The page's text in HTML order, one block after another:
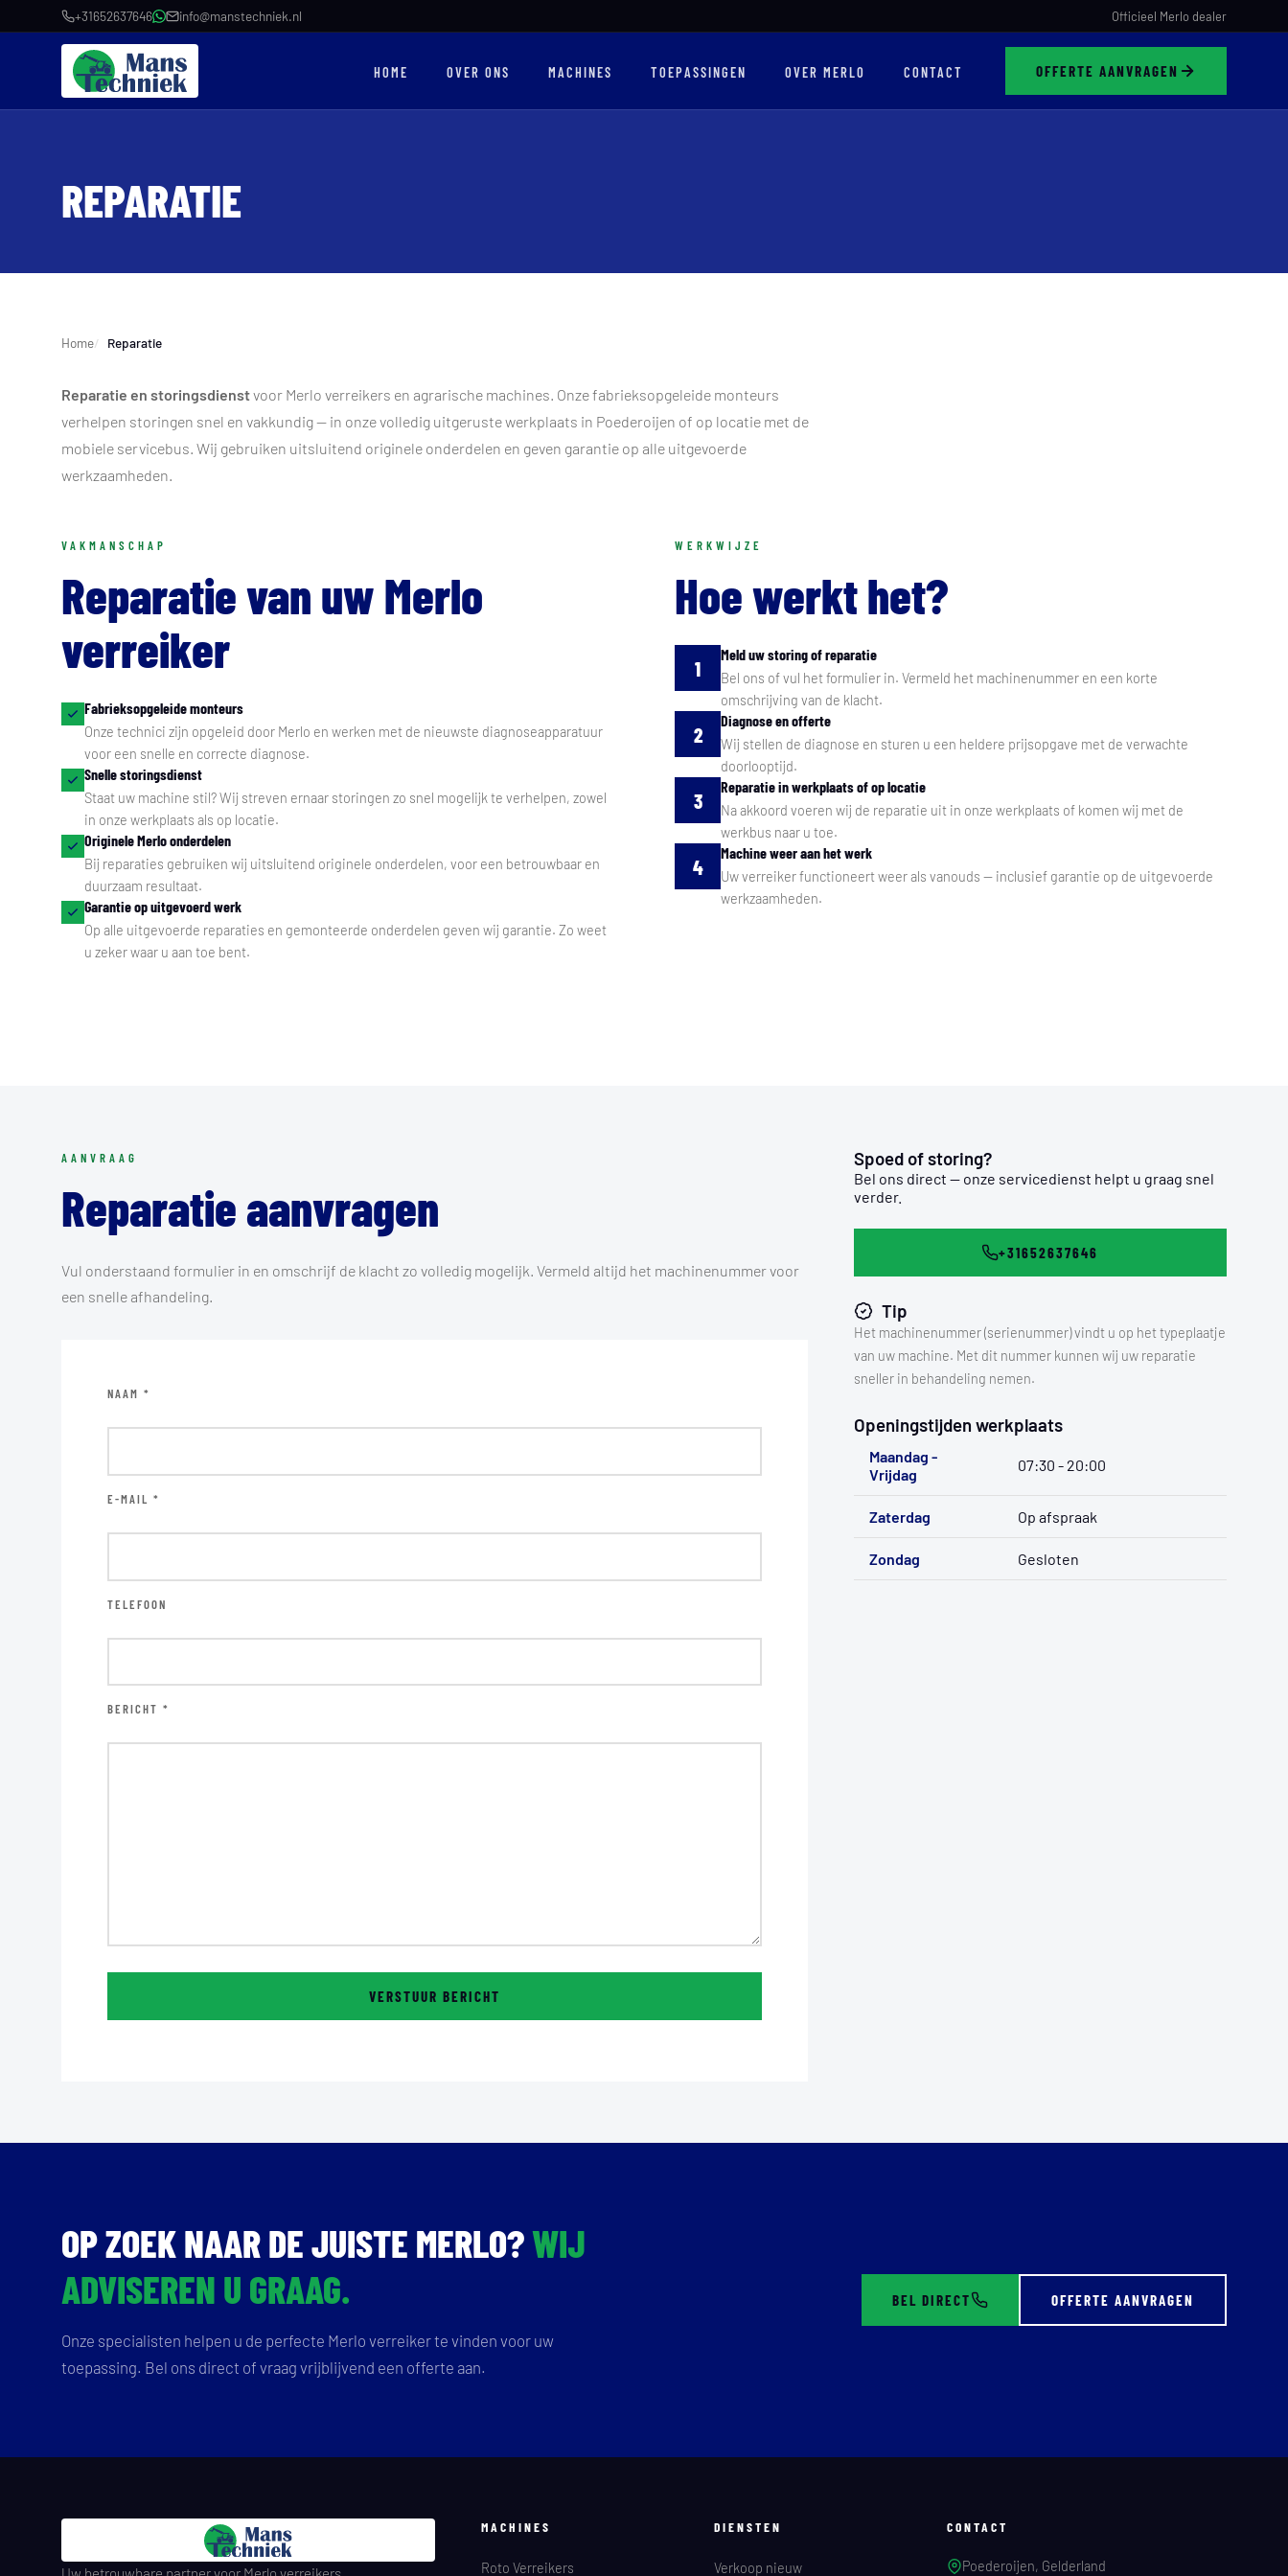
+31652637646 info@manstechniek.nl Officieel Merlo dealer
HOME OVER ONS MACHINES TOEPASSINGEN OVER MERLO CONTACT OFFERTE AANVRAGEN
REPARATIE
Home Reparatie
Reparatie en storingsdienstvoor Merlo verreikers en agrarische machines. Onze fabrieksopgeleide monteurs
verhelpen storingen snel en vakkundig — in onze volledig uitgeruste werkplaats in Poederoijen of op locatie met de
mobiele servicebus. Wij gebruiken uitsluitend originele onderdelen en geven garantie op alle uitgevoerde
werkzaamheden.
VAKMANSCHAP
Reparatie van uw Merlo
verreiker
Fabrieksopgeleide monteurs
Onze technici zijn opgeleid door Merlo en werken met de nieuwste diagnoseapparatuur
voor een snelle en correcte diagnose.
Snelle storingsdienst
Staat uw machine stil? Wij streven ernaar storingen zo snel mogelijk te verhelpen, zowel
in onze werkplaats als op locatie.
Originele Merlo onderdelen
Bij reparaties gebruiken wij uitsluitend originele onderdelen, voor een betrouwbaar en
duurzaam resultaat.
Garantie op uitgevoerd werk
Op alle uitgevoerde reparaties en gemonteerde onderdelen geven wij garantie. Zo weet
u zeker waar u aan toe bent.
WERKWIJZE
Hoe werkt het?
1
Meld uw storing of reparatie
Bel ons of vul het formulier in. Vermeld het machinenummer en een korte
omschrijving van de klacht.
2
Diagnose en offerte
Wij stellen de diagnose en sturen u een heldere prijsopgave met de verwachte
doorlooptijd.
3
Reparatie in werkplaats of op locatie
Na akkoord voeren wij de reparatie uit in onze werkplaats of komen wij met de
werkbus naar u toe.
4
Machine weer aan het werk
Uw verreiker functioneert weer als vanouds — inclusief garantie op de uitgevoerde
werkzaamheden.
AANVRAAG
Reparatie aanvragen
Vul onderstaand formulier in en omschrijf de klacht zo volledig mogelijk. Vermeld altijd het machinenummer voor
een snelle afhandeling.
NAAM *
E-MAIL *
TELEFOON
BERICHT *
Spoed of storing?
Bel ons direct — onze servicedienst helpt u graag snel
verder.
+31652637646
Tip
Het machinenummer (serienummer) vindt u op het typeplaatje
van uw machine. Met dit nummer kunnen wij uw reparatie
sneller in behandeling nemen.
Openingstijden werkplaats
Maandag -
Vrijdag
07:30 - 20:00
Zaterdag Op afspraak
Zondag Gesloten
OP ZOEK NAAR DE JUISTE MERLO?WIJ
ADVISEREN U GRAAG.
Onze specialisten helpen u de perfecte Merlo verreiker te vinden voor uw
toepassing. Bel ons direct of vraag vrijblijvend een offerte aan.
BEL DIRECT OFFERTE AANVRAGEN
MACHINES
Roto Verreikers
DIENSTEN
Verkoop nieuw
CONTACT
Poederoijen, Gelderland